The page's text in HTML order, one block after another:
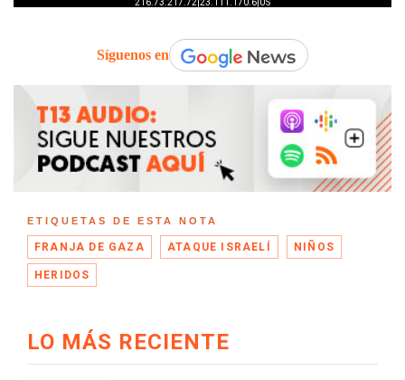
Síguenos en
ETIQUETAS DE ESTA NOTA
FRANJA DE GAZA ATAQUE ISRAELÍ NIÑOS
HERIDOS
LO MÁS RECIENTE